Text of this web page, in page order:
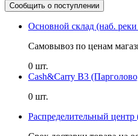
Сообщить о поступлении
Основной склад (наб.
Самовывоз по ценам
0 шт.
Cash&Carry B3
0 шт.
Распределительный